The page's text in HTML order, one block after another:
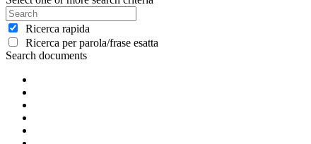
Ricerca rapida
Ricerca per parola/frase esatta
Search documents